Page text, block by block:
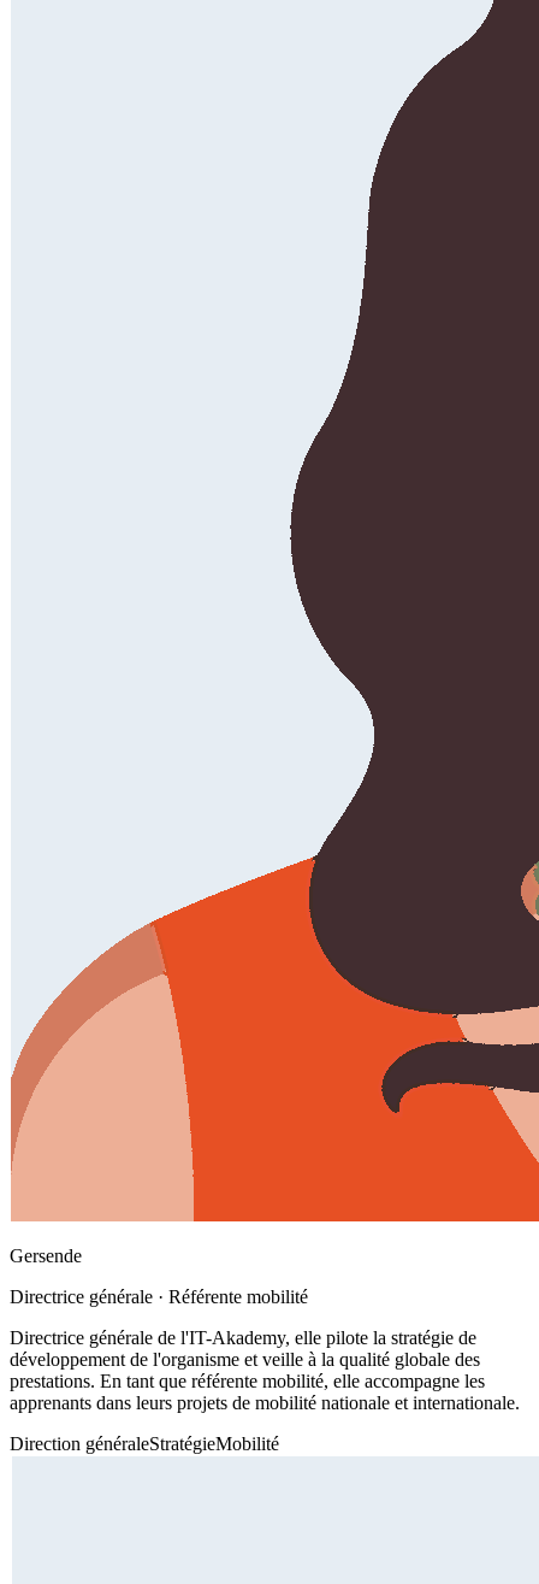
Gersende
Directrice générale · Référente mobilité
Directrice générale de l'IT-Akademy, elle pilote la stratégie de
développement de l'organisme et veille à la qualité globale des
prestations. En tant que référente mobilité, elle accompagne les
apprenants dans leurs projets de mobilité nationale et internationale.
Direction généraleStratégieMobilité